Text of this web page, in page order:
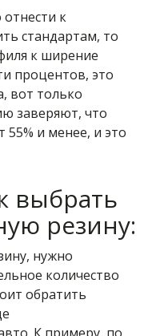
к
стандартам, то
к ширение
процентов, это
вот только
заверяют, что
и менее, и это
выбрать
резину:
нужно
количество
обратить